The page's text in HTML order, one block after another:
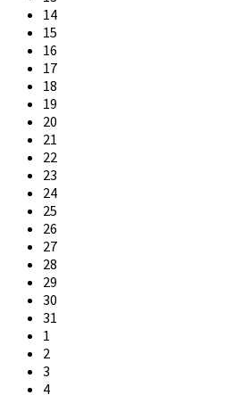
14
15
16
17
18
19
20
21
22
23
24
25
26
27
28
29
30
31
1
2
3
4